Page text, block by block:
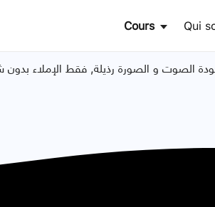
Cours Qui
الصوت و الصورة رذيلة, فقط الإملاء